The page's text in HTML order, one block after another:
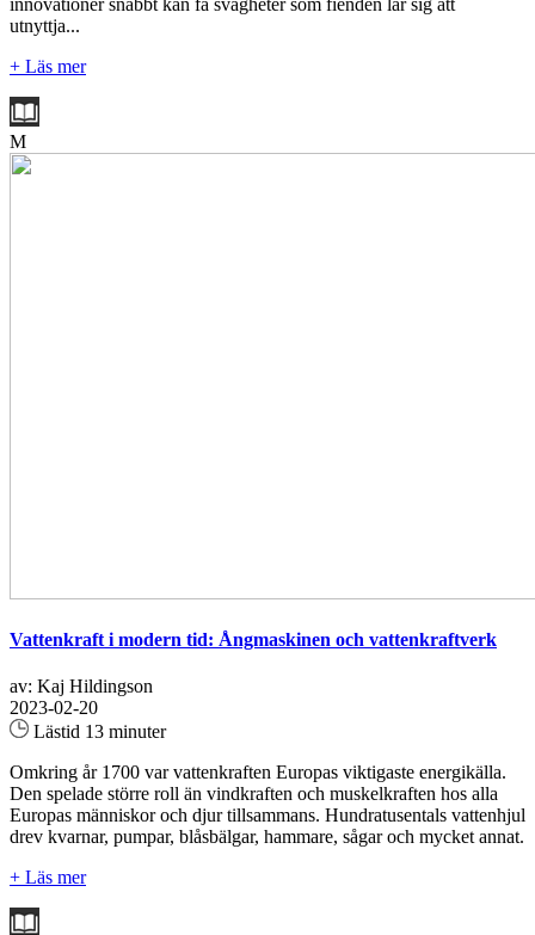
utnyttja...
+ Läs mer
M
Vattenkraft i modern tid: Ångmaskinen och vattenkraftverk
av: Kaj Hildingson
2023-02-20
Lästid 13 minuter
Omkring år 1700 var vattenkraften Europas viktigaste energikälla.
Den spelade större roll än vindkraften och muskelkraften hos alla
Europas människor och djur tillsammans. Hundratusentals vattenhjul
drev kvarnar, pumpar, blåsbälgar, hammare, sågar och mycket annat.
+ Läs mer